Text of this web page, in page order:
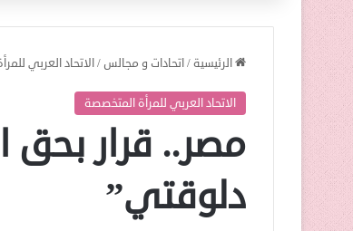
الرئيسية/اتحادات و مجالس /الاتحاد العربي
الاتحاد العربي للمرأة المتخصصة
مصر.. قرار بحق
دلوقتي”